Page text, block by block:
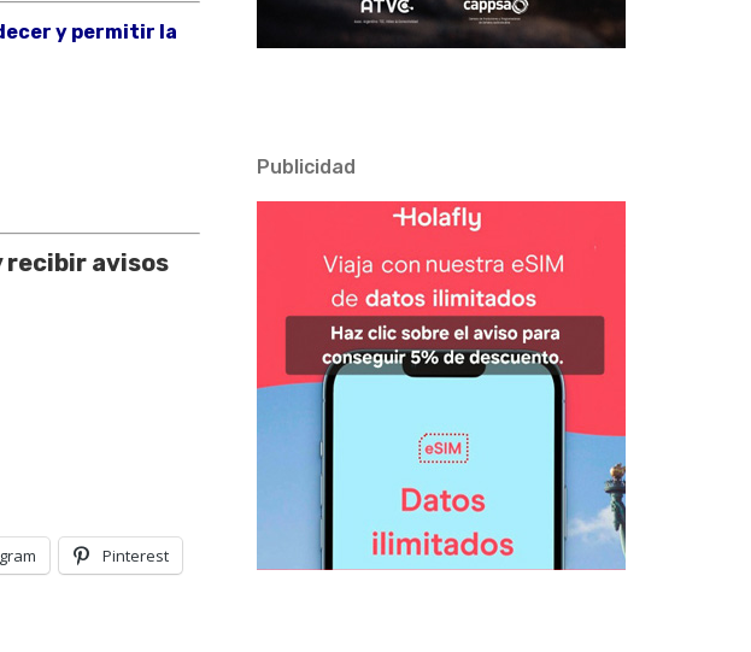
y permitir la
recibir avisos
Pinterest
Publicidad